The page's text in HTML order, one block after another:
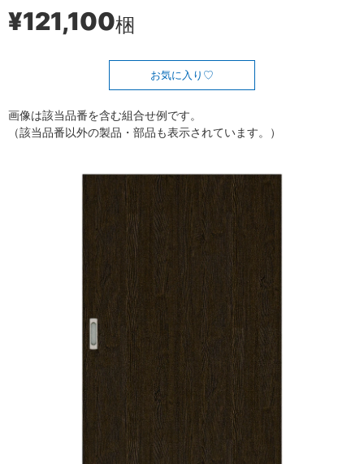
¥121,100梱
お気に入り
画像は該当品番を含む組合せ例です。
（該当品番以外の製品・部品も表示されています。）